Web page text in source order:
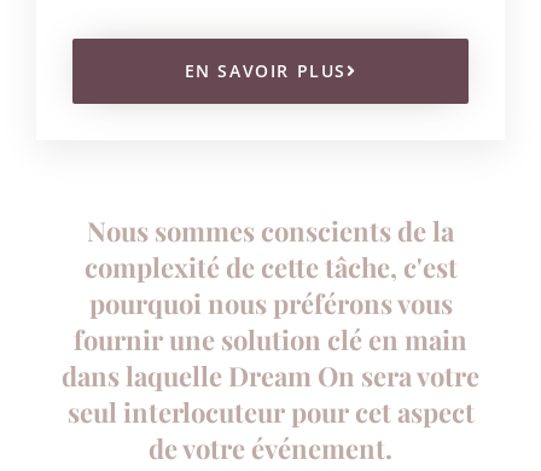
EN SAVOIR PLUS
Nous sommes conscients de la
complexité de cette tâche, c'est
pourquoi nous préférons vous
fournir une solution clé en main
dans laquelle Dream On sera votre
seul interlocuteur pour cet aspect
de votre événement.